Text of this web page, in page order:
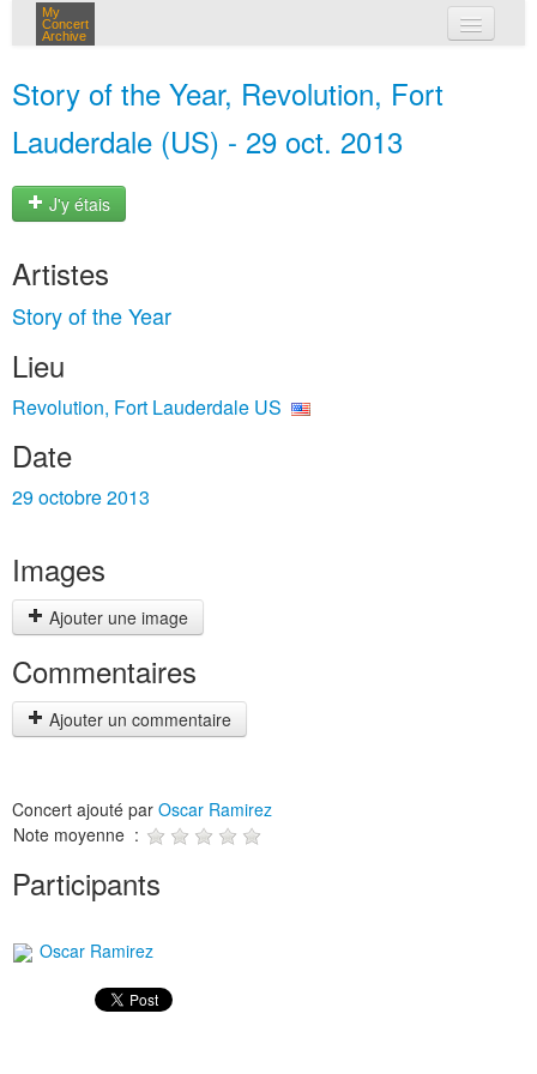
My
Concert
Archive
Story of the Year, Revolution, Fort
Lauderdale (US) - 29 oct. 2013
J'y étais
Artistes
Story of the Year
Lieu
Revolution, Fort Lauderdale US
Date
29 octobre 2013
Images
Ajouter une image
Commentaires
Ajouter un commentaire
Concert ajouté par Oscar Ramirez
Note moyenne :
Participants
Oscar Ramirez